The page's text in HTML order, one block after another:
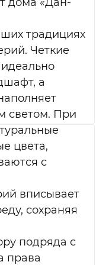
традициях
Четкие
а
светом. При
цвета,
с
вписывает
сохраняя
подряда с
права
дается
3 ст. 3
г. № 152-
В ходе
данными
действия:
накопление;
на
(рекламные)
о
акциях